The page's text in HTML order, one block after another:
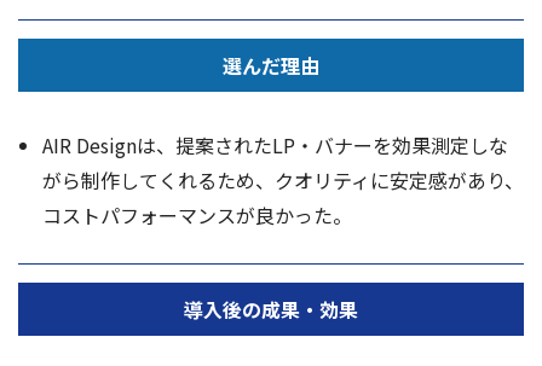
選んだ理由
AIR Designは、提案されたLP・バナーを効果測定しな
がら制作してくれるため、クオリティに安定感があり、
コストパフォーマンスが良かった。
導入後の成果・効果